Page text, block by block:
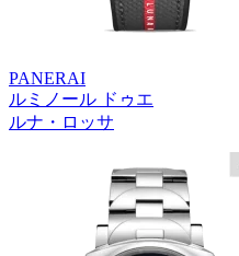
PANERAI
ルミノール ドゥエ
ルナ・ロッサ